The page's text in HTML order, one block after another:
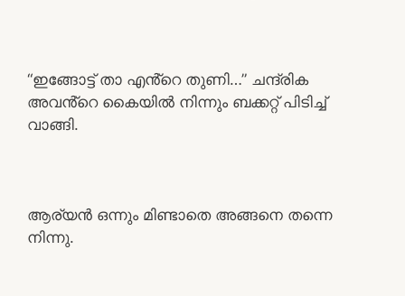
“ഇങ്ങോട്ട് താ എൻ്റെ തുണി…” ചന്ദ്രിക
അവൻ്റെ കൈയിൽ നിന്നും ബക്കറ്റ് പിടിച്ച്
വാങ്ങി.
ആര്യൻ ഒന്നും മിണ്ടാതെ അങ്ങനെ തന്നെ
നിന്നു.